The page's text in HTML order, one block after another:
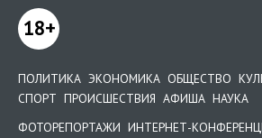
18+
ПОЛИТИКА ЭКОНОМИКА ОБЩЕСТВО
СПОРТ ПРОИСШЕСТВИЯ АФИША НАУКА
ФОТОРЕПОРТАЖИ ИНТЕРНЕТ-